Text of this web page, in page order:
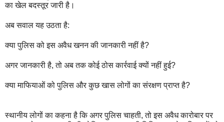
का खेल बदस्तूर जारी है।
अब सवाल यह उठता है:
क्या पुलिस को इस अवैध खनन की जानकारी नहीं है?
अगर जानकारी है, तो अब तक कोई ठोस कार्रवाई क्यों नहीं हुई?
क्या माफियाओं को पुलिस और कुछ खास लोगों का संरक्षण प्राप्त है?
स्थानीय लोगों का कहना है कि अगर पुलिस चाहती, तो इस अवैध कारोबार पर